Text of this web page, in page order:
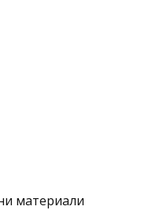
материали